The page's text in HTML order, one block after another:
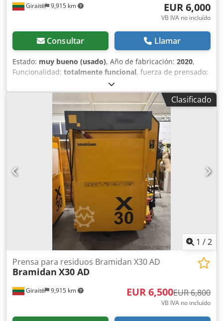
Giraitė 9,915 km EUR 6,000
VB IVA no incluído
Consultar Llamar
Estado: muy bueno (usado), Año de fabricación: 2020,
Funcionalidad: totalmente funcional, fuerza de prensado:
documentación / manual
completamente equipado. Funciona correctamente, aceite
nuevo. Dsdsztgn Sopfx Accekr
Clasificado
1 /2
Giraitė 9,915 km
Prensa para residuos Bramidan X30 AD
Bramidan X30 AD
EUR 6,500EUR 6,800
VB IVA no incluído